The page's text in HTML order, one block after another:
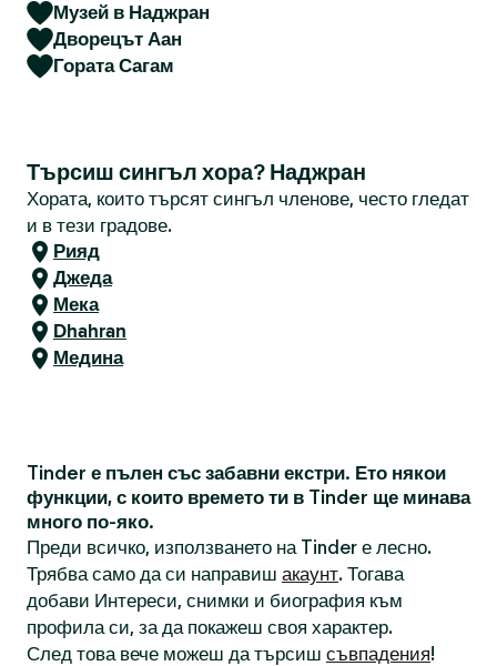
Музей в Наджран
Дворецът Аан
Гората Сагам
Търсиш сингъл хора? Наджран
Хората, които търсят сингъл членове, често гледат
и в тези градове.
Рияд
Джеда
Мека
Dhahran
Медина
Tinder е пълен със забавни екстри. Ето някои
функции, с които времето ти в Tinder ще минава
много по-яко.
Преди всичко, използването на Tinder е лесно.
Трябва само да си направиш акаунт. Тогава
добави Интереси, снимки и биография към
профила си, за да покажеш своя характер.
След това вече можеш да търсиш съвпадения!